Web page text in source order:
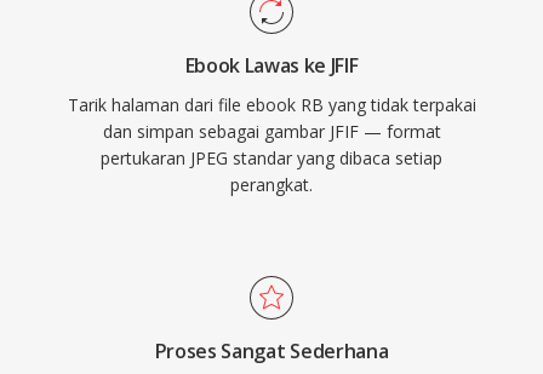
Ebook Lawas ke JFIF
Tarik halaman dari file ebook RB yang tidak terpakai
dan simpan sebagai gambar JFIF — format
pertukaran JPEG standar yang dibaca setiap
perangkat.
Proses Sangat Sederhana